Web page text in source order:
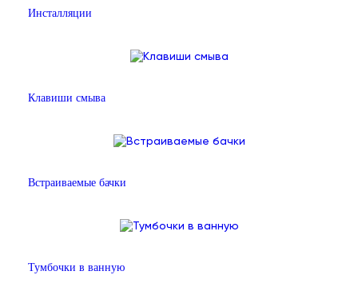
Инсталляции
Клавиши смыва
Встраиваемые бачки
Тумбочки в ванную